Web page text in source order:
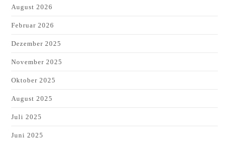
August 2026
Februar 2026
Dezember 2025
November 2025
Oktober 2025
August 2025
Juli 2025
Juni 2025